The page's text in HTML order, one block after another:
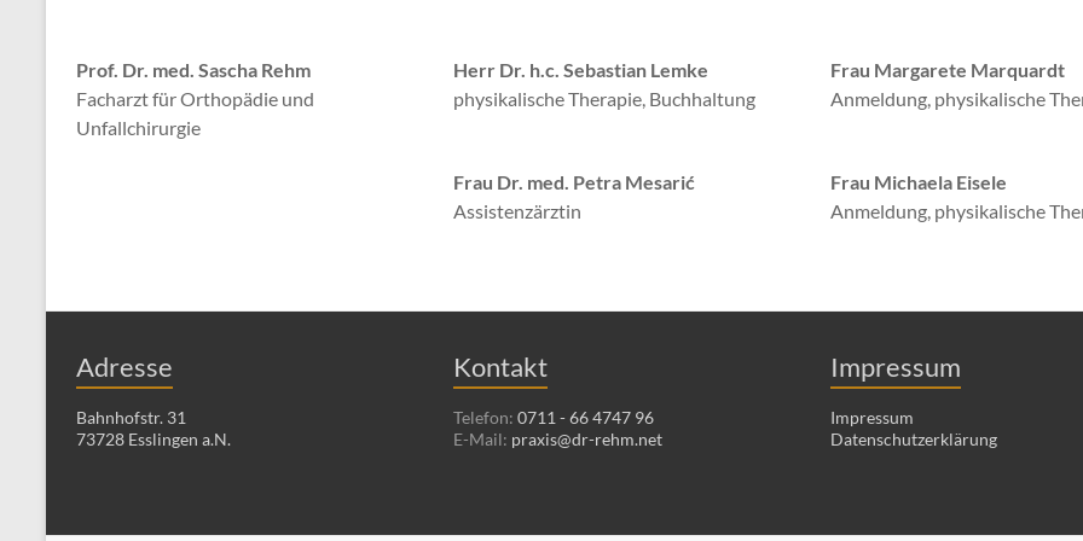
Prof. Dr. med. Sascha Rehm
Facharzt für Orthopädie und
Unfallchirurgie
Herr Dr. h.c. Sebastian Lemke
physikalische Therapie, Buchhaltung
Frau Dr. med. Petra Mesarić
Assistenzärztin
Frau Margarete Marquardt
Anmeldung, physikalische
Frau Michaela Eisele
Anmeldung, physikalische
Adresse
Bahnhofstr. 31
73728 Esslingen a.N.
Kontakt
Telefon: 0711 - 66 4747 96
E-Mail: praxis@dr-rehm.net
Impressum
Impressum
Datenschutzerklärung